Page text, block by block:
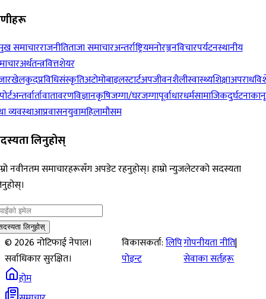
समाचारराजनीतिताजा समाचारअन्तर्राष्ट्रियमनोरञ्जनविचारपर्यटनस्थानीय
अर्थतन्त्रवित्तशेयर
खेलकुदप्रविधिसंस्कृतिअटोमोबाइलस्टार्टअपजीवनशैलीस्वास्थ्यशिक्षाअपराध
अन्तर्वार्तावातावरणविज्ञानकृषिजग्गा/घरजग्गापूर्वाधारधर्मसामाजिकदुर्घटना
व्यवस्थाआप्रवासनयुवामहिलामौसम
लिनुहोस्
नवीनतम समाचारहरूसँग अपडेट रहनुहोस्। हाम्रो न्युजलेटरको सदस्यता
लिनुहोस्
©2026नोटिफाई नेपाल।
सर्वाधिकार सुरक्षित।
विकासकर्ता:लिपि
पोइन्ट
गोपनीयता नीति|
सेवाका सर्तहरू
होम